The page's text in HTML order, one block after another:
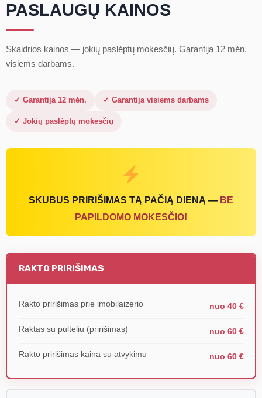
PASLAUGŲ KAINOS
Skaidrios kainos — jokių paslėptų mokesčių. Garantija 12 mėn.
visiems darbams.
✓ Garantija 12 mėn. ✓ Garantija visiems darbams
✓ Jokių paslėptų mokesčių
SKUBUS PRIRIŠIMAS TĄ PAČIĄ DIENĄ — BE
PAPILDOMO MOKESČIO!
RAKTO PRIRIŠIMAS
Rakto pririšimas prie imobilaizerio nuo 40 €
Raktas su pulteliu (pririšimas) nuo 60 €
Rakto pririšimas kaina su atvykimu nuo 60 €